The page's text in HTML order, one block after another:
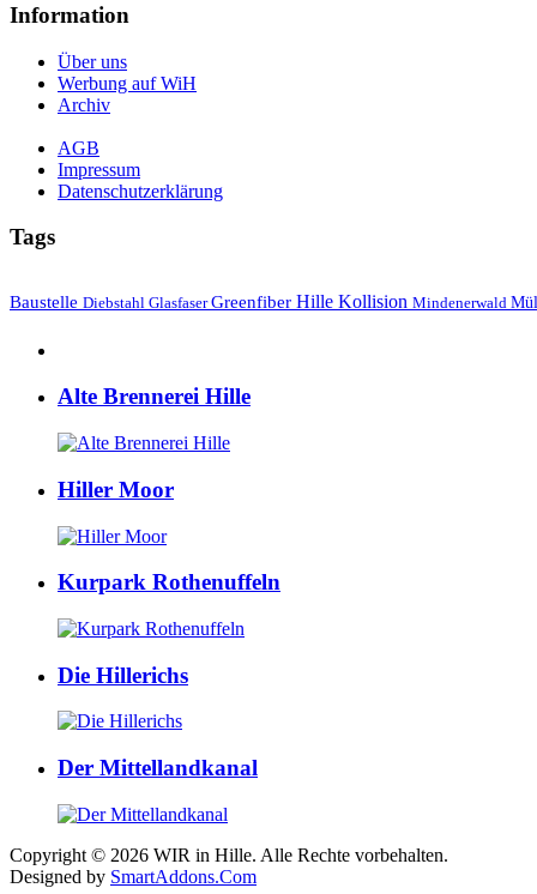
Information
Über uns
Werbung auf WiH
Archiv
AGB
Impressum
Datenschutzerklärung
Tags
Baustelle Diebstahl GlasfaserGreenfiber Hille Kollision Mindenerwald
Alte Brennerei Hille
Hiller Moor
Kurpark Rothenuffeln
Die Hillerichs
Der Mittellandkanal
Copyright © 2026 WIR in Hille. Alle Rechte vorbehalten.
Designed by SmartAddons.Com